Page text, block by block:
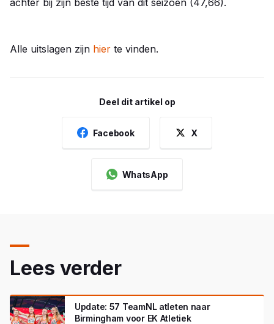
achter bij zijn beste tijd van dit seizoen (47,66).
Alle uitslagen zijn hier te vinden.
Deel dit artikel op
Facebook X
WhatsApp
Lees verder
Update: 57 TeamNL atleten naar
Birmingham voor EK Atletiek